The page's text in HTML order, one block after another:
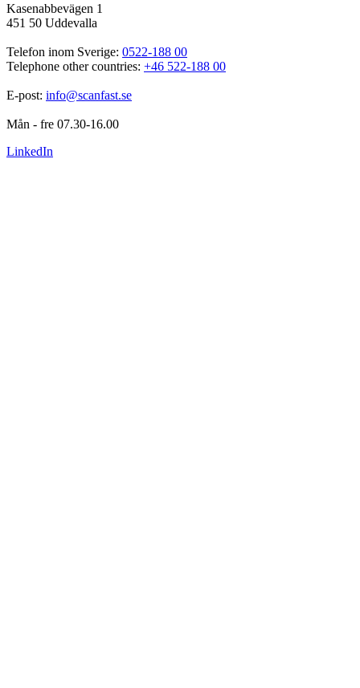
Kasenabbevägen 1
451 50 Uddevalla
Telefon inom Sverige: 0522-188 00
Telephone other countries: +46 522-188 00
E-post: info@scanfast.se
Mån - fre 07.30-16.00
LinkedIn